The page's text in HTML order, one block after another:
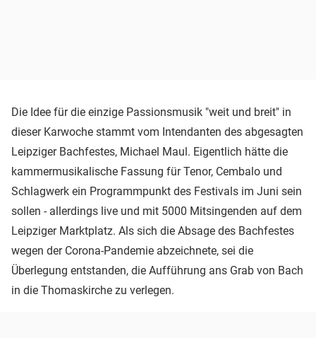
Die Idee für die einzige Passionsmusik "weit und breit" in
dieser Karwoche stammt vom Intendanten des abgesagten
Leipziger Bachfestes, Michael Maul. Eigentlich hätte die
kammermusikalische Fassung für Tenor, Cembalo und
Schlagwerk ein Programmpunkt des Festivals im Juni sein
sollen - allerdings live und mit 5000 Mitsingenden auf dem
Leipziger Marktplatz. Als sich die Absage des Bachfestes
wegen der Corona-Pandemie abzeichnete, sei die
Überlegung entstanden, die Aufführung ans Grab von Bach
in die Thomaskirche zu verlegen.